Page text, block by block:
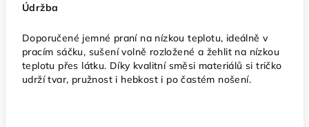
Údržba
Doporučené jemné praní na nízkou teplotu, ideálně v
pracím sáčku, sušení volně rozložené a žehlit na nízkou
teplotu přes látku. Díky kvalitní směsi materiálů si tričko
udrží tvar, pružnost i hebkost i po častém nošení.